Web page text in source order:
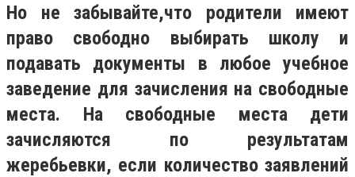
Но не забывайте,что родители имеют
право свободно выбирать школу и
подавать документы в любое учебное
заведение для зачисления на свободные
места. На свободные места дети
зачисляются по результатам
жеребьевки, если количество заявлений